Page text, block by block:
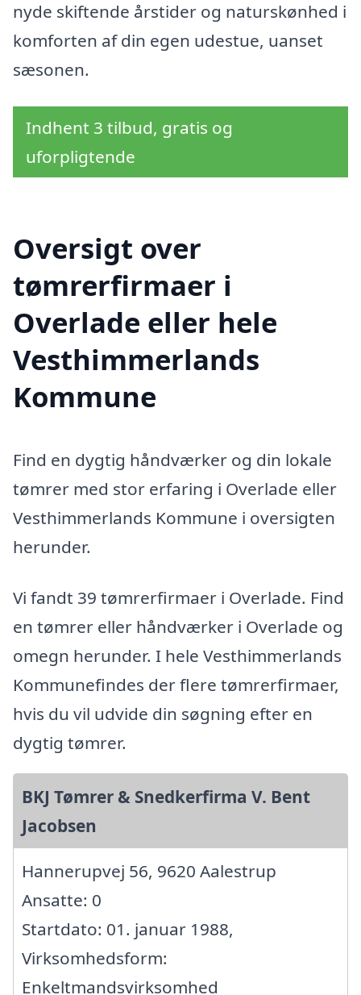
nyde skiftende årstider og naturskønhed i
komforten af din egen udestue, uanset
sæsonen.
Indhent 3 tilbud, gratis og
uforpligtende
Oversigt over
tømrerfirmaer i
Overlade eller hele
Vesthimmerlands
Kommune
Find en dygtig håndværker og din lokale
tømrer med stor erfaring i Overlade eller
Vesthimmerlands Kommune i oversigten
herunder.
Vi fandt 39 tømrerfirmaer i Overlade. Find
en tømrer eller håndværker i Overlade og
omegn herunder. I hele Vesthimmerlands
Kommunefindes der flere tømrerfirmaer,
hvis du vil udvide din søgning efter en
dygtig tømrer.
BKJ Tømrer & Snedkerfirma V. Bent
Jacobsen
Hannerupvej 56, 9620 Aalestrup
Ansatte: 0
Startdato: 01. januar 1988,
Virksomhedsform:
Enkeltmandsvirksomhed